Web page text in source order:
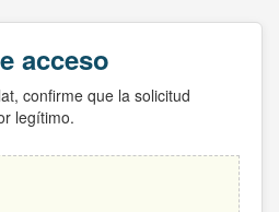
acceso
confirme que la solicitud
legítimo.